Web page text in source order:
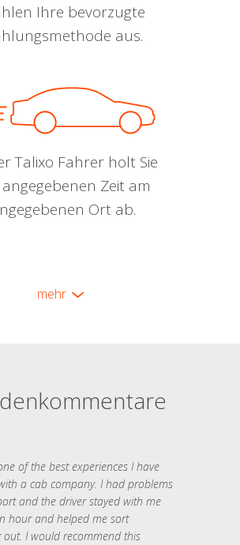
Ihre bevorzugte
aus.
Talixo Fahrer holt Sie
Zeit am
Ort ab.
mehr
of the best experiences I have
a cab company. I had problems
and the driver stayed with me
hour and helped me sort
out. I would recommend this